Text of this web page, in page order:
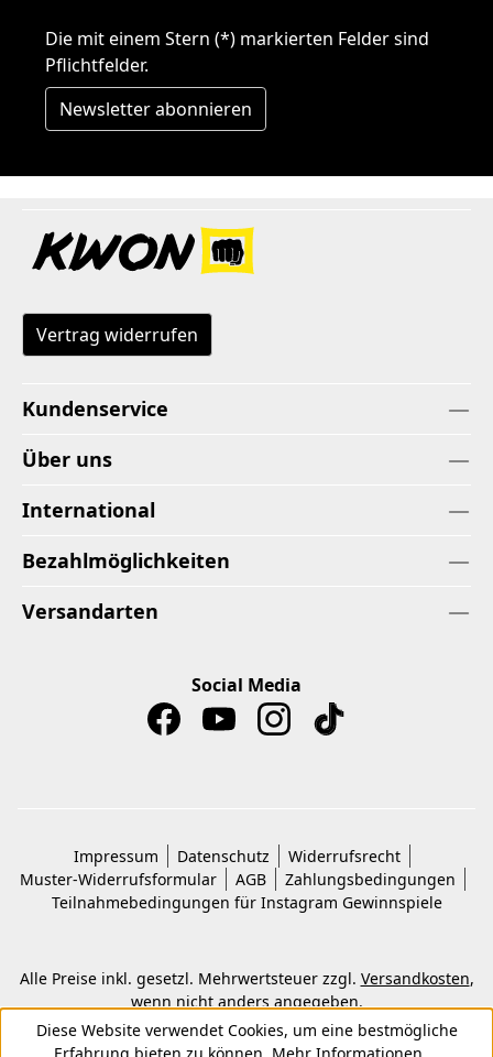
Die mit einem Stern (*) markierten Felder sind
Pflichtfelder.
Newsletter abonnieren
Vertrag widerrufen
Kundenservice
Über uns
International
Bezahlmöglichkeiten
Versandarten
Social Media
Impressum Datenschutz
Widerrufsrecht
Muster-Widerrufsformular
AGB
Zahlungsbedingungen
Teilnahmebedingungen für Instagram Gewinnspiele
Alle Preise inkl. gesetzl. Mehrwertsteuer zzgl. Versandkosten,
wenn nicht anders angegeben.
© 2026 Copyright © Kwon KG. Alle Rechte vorbehalten.
Diese Website verwendet Cookies, um eine bestmögliche